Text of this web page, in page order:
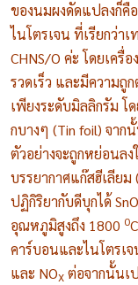
ของนมผงดัดแปลงก็คื
ไนโตรเจน ที่เรียกว่า
CHNS/O ค่ะ โดยเค
รวดเร็ว และมีความถู
เพียงระดับมิลลิกรัม โ
กบางๆ (Tin foil) จาก
ตัวอย่างจะถูกหย่อนล
บรรยากาศแก๊สฮีเลียม
ปฏิกิริยากับดีบุกได้ SnO
อุณหภูมิสูงถึง 1800 0
คาร์บอนและไนโตรเ
และ NOX ต่อจากนั้นเ